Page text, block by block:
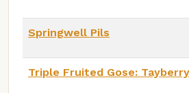
Springwell Pils
Triple Fruited Gose: Tayberry